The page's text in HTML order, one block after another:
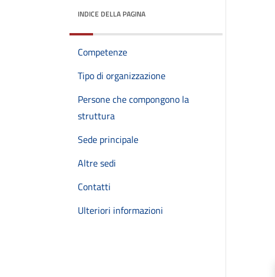
INDICE DELLA PAGINA
Competenze
Tipo di organizzazione
Persone che compongono la
struttura
Sede principale
Altre sedi
Contatti
Ulteriori informazioni